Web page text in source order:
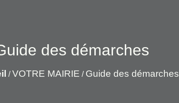
des démarches
/VOTRE MAIRIE / Guide des démarches